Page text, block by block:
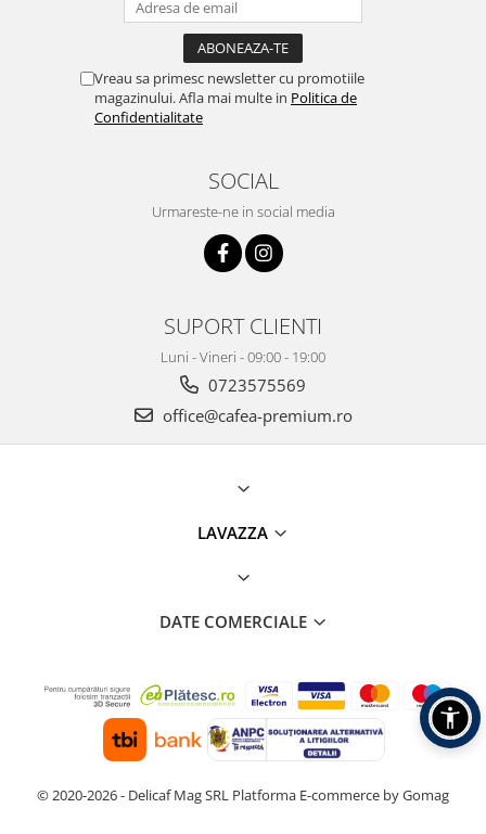
Vreau sa primesc newsletter cu promotiile
magazinului. Afla mai multe in Politica de
Confidentialitate
SOCIAL
Urmareste-ne in social media
SUPORT CLIENTI
Luni - Vineri - 09:00 - 19:00
0723575569
office@cafea-premium.ro
LAVAZZA
DATE COMERCIALE
© 2020-2026 - Delicaf Mag SRL Platforma E-commerce by Gomag